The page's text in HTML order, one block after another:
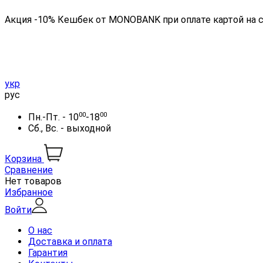
Акция -10% Кешбек от MONOBANK при оплате картой на
укр
рус
Пн.-Пт. - 1000-1800
Сб., Вс. - выходной
Корзина
Сравнение
Нет товаров
Избранное
Войти
О нас
Доставка и оплата
Гарантия